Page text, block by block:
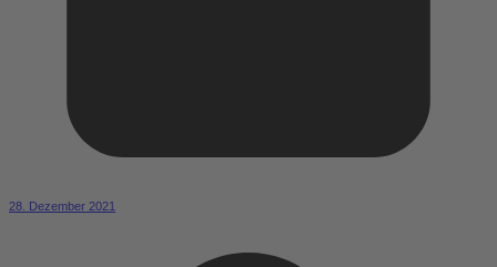
28. Dezember 2021